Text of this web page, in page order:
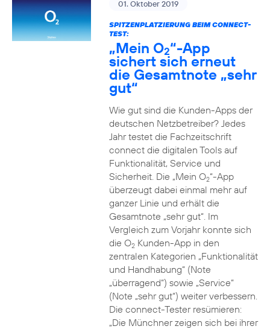
01. Oktober 2019
SPITZENPLATZIERUNG BEIM CONNECT-
TEST:
„Mein O2“-App
sichert sich erneut
die Gesamtnote „sehr
gut“
Wie gut sind die Kunden-Apps der
deutschen Netzbetreiber? Jedes
Jahr testet die Fachzeitschrift
connect die digitalen Tools auf
Funktionalität, Service und
Sicherheit. Die „Mein O2“-App
überzeugt dabei einmal mehr auf
ganzer Linie und erhält die
Gesamtnote „sehr gut“. Im
Vergleich zum Vorjahr konnte sich
die O2Kunden-App in den
zentralen Kategorien „Funktionalität
und Handhabung“ (Note
„überragend“) sowie „Service“
(Note „sehr gut“) weiter verbessern.
Die connect-Tester resümieren:
„Die Münchner zeigen sich bei ihrer